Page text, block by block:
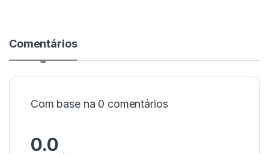
Comentários
Com base na 0 comentários
0.0